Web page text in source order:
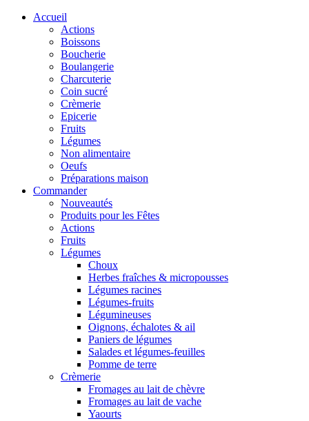
Accueil
Actions
Boissons
Boucherie
Boulangerie
Charcuterie
Coin sucré
Crèmerie
Epicerie
Fruits
Légumes
Non alimentaire
Oeufs
Préparations maison
Commander
Nouveautés
Produits pour les Fêtes
Actions
Fruits
Légumes
Choux
Herbes fraîches & micropousses
Légumes racines
Légumes-fruits
Légumineuses
Oignons, échalotes & ail
Paniers de légumes
Salades et légumes-feuilles
Pomme de terre
Crèmerie
Fromages au lait de chèvre
Fromages au lait de vache
Yaourts